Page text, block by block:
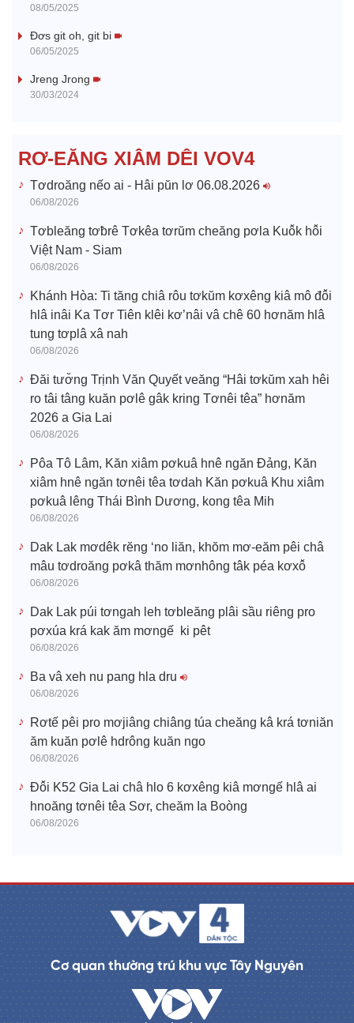
e
o
08/05/2025
Đơs git oh, git bi
06/05/2025
Jreng Jrong
30/03/2024
RƠ-EĂNG XIÂM DÊI VOV4
Tơdroăng nếo ai - Hâi pŭn lơ 06.08.2026
06/08/2026
Tơbleăng tơƀrê Tơkêa tơrŭm cheăng pơla Kuô̆k hô̆i
Việt Nam - Siam
06/08/2026
Khánh Hòa: Ti tăng chiâ rôu tơkŭm kơxêng kiâ mô đô̆i
hlâ inâi Ka Tơr Tiên klêi kơ’nâi vâ chê 60 hơnăm hlâ
tung tơplâ xâ nah
06/08/2026
Đăi tươ̆ng Trịnh Văn Quyết veăng “Hâi tơkŭm xah hêi
ro tâi tâng kuăn pơlê gâk kring Tơnêi têa” hơnăm
2026 a Gia Lai
06/08/2026
Pôa Tô Lâm, Kăn xiâm pơkuâ hnê ngăn Đảng, Kăn
xiâm hnê ngăn tơnêi têa tơdah Kăn pơkuâ Khu xiâm
pơkuâ lêng Thái Bình Dương, kong têa Mih
06/08/2026
Dak Lak mơdêk rĕng ‘no liăn, khŏm mơ-eăm pêi châ
mâu tơdroăng pơkâ thăm mơnhông tâk péa kơxô̆
06/08/2026
Dak Lak púi tơngah leh tơbleăng plâi sầu riêng pro
pơxúa krá kak ăm mơngế ki pêt
06/08/2026
Ba vâ xeh nu pang hla dru
06/08/2026
Rơtế pêi pro mơjiâng chiâng túa cheăng kâ krá tơniăn
ăm kuăn pơlê hdrông kuăn ngo
06/08/2026
Đô̆i K52 Gia Lai châ hlo 6 kơxêng kiâ mơngế hlâ ai
hnoăng tơnêi têa Sơr, cheăm Ia Boòng
06/08/2026
Cơ quan thường trú khu vực Tây Nguyên